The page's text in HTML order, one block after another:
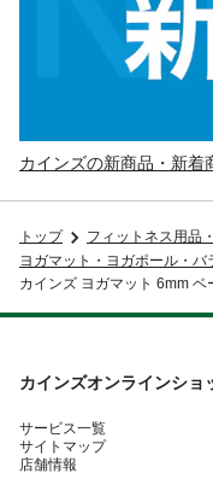
カインズの新商品・新着
トップ
フィットネス用品
ヨガマット・ヨガポール・バ
カインズ ヨガマット 6mm ベ
カインズオンラインショ
サービス一覧
サイトマップ
店舗情報